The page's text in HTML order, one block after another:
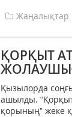
Жаңалықтар
ҚОРҚЫТ
Қызылорда
ашылды.
қорының” жеке